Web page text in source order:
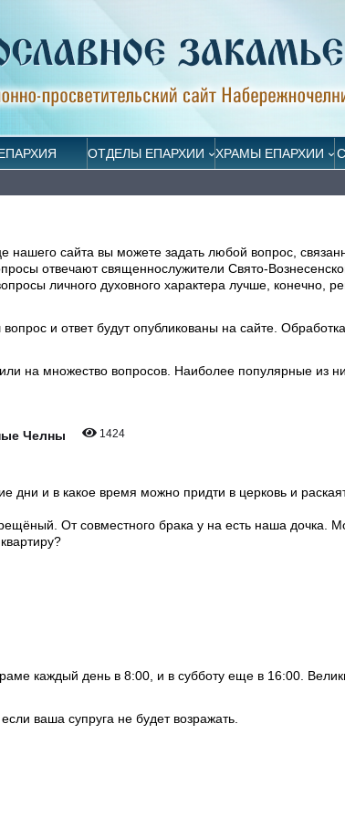
ОТДЕЛЫ ЕПАРХИИ ХРАМЫ ЕПАРХИИ
нашего сайта вы можете задать любой вопрос,
отвечают священнослужители Свято-
личного духовного характера лучше, конечно,
и ответ будут опубликованы на сайте.
на множество вопросов. Наиболее популярные из
Челны 1424
дни и в какое время можно придти в церковь и
От совместного брака у на есть наша дочка.
каждый день в 8:00, и в субботу еще в 16:00.
ваша супруга не будет возражать.